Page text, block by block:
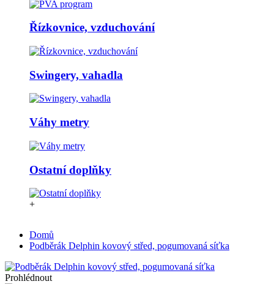
Řízkovnice, vzduchování
Swingery, vahadla
Váhy metry
Ostatní doplňky
+
Domů
Podběrák Delphin kovový střed, pogumovaná síťka
Prohlédnout